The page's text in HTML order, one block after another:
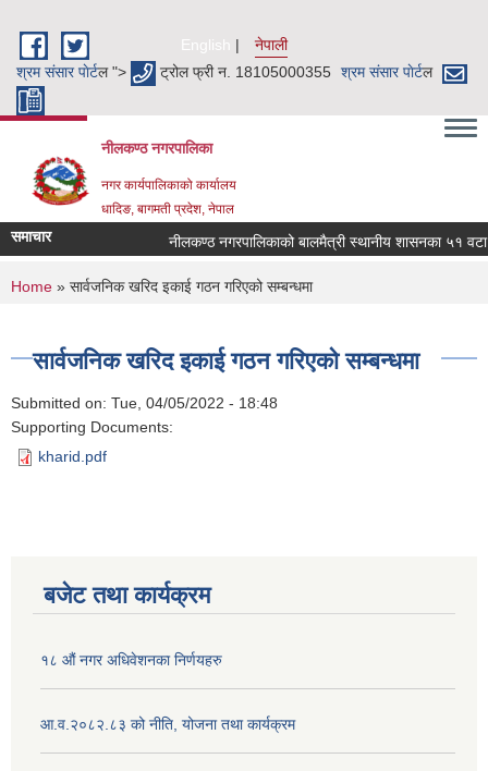
English
नेपाली
श्रम संसार पाेर्टल "> ट्रोल फ्री न. 18105000355 श्रम संसार पाेर्टल
नीलकण्ठ नगरपालिका
नगर कार्यपालिकाको कार्यालय
धादिङ, बागमती प्रदेश, नेपाल
समाचार नीलकण्ठ नगरपालिकाको बालमैत्री स्थानीय शासनका ५१ वटा
You are here
Home » सार्वजनिक खरिद इकाई गठन गरिएको सम्बन्धमा
सार्वजनिक खरिद इकाई गठन गरिएको सम्बन्धमा
Submitted on: Tue, 04/05/2022 - 18:48
Supporting Documents:
kharid.pdf
बजेट तथा कार्यक्रम
१८ औं नगर अधिवेशनका निर्णयहरु
आ.व.२०८२.८३ को नीति, योजना तथा कार्यक्रम